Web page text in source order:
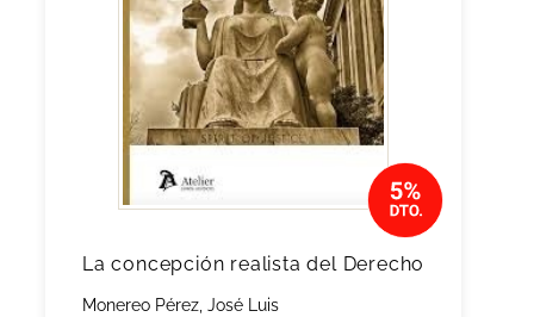
La concepción realista del Derecho
Monereo Pérez, José Luis